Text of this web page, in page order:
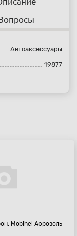
Автоаксессуары
19877
Mobihel Аэрозоль